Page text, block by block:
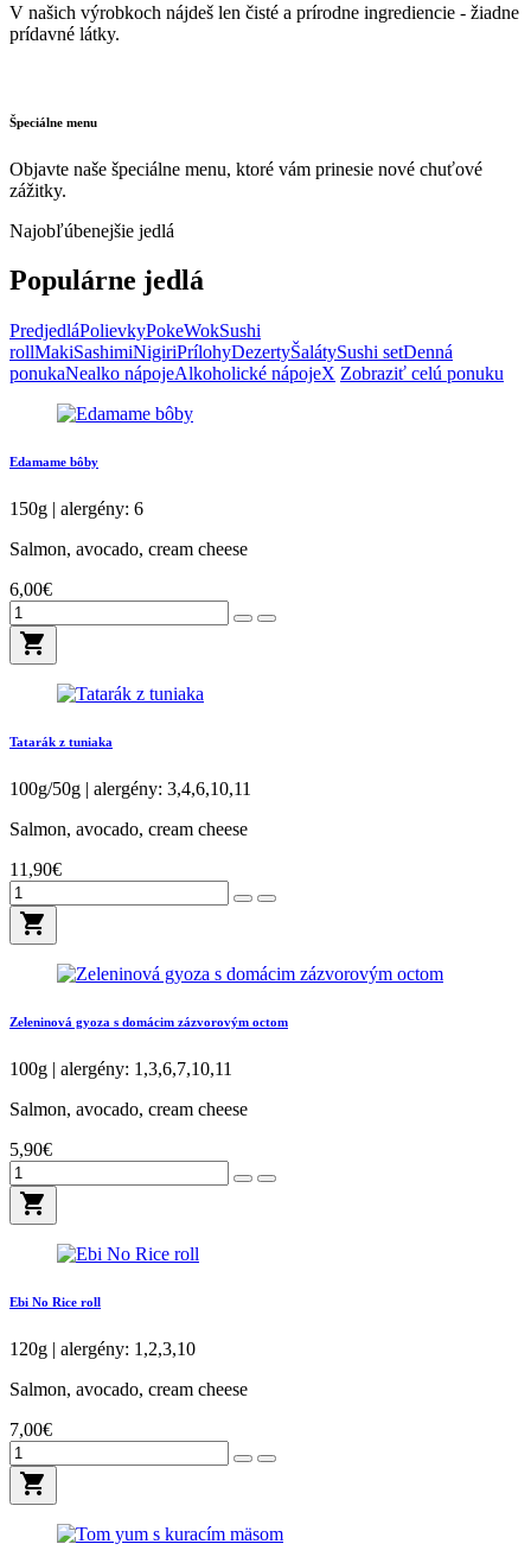
V našich výrobkoch nájdeš len čisté a prírodne ingrediencie - žiadne
prídavné látky.
Špeciálne menu
Objavte naše špeciálne menu, ktoré vám prinesie nové chuťové
zážitky.
Najobľúbenejšie jedlá
Populárne jedlá
PredjedláPolievkyPokeWokSushi
rollMakiSashimiNigiriPrílohyDezertyŠalátySushi setDenná
ponukaNealko nápojeAlkoholické nápojeX Zobraziť celú ponuku
Edamame bôby
150g | alergény: 6
Salmon, avocado, cream cheese
6,00€
shopping_cart
Tatarák z tuniaka
100g/50g | alergény: 3,4,6,10,11
Salmon, avocado, cream cheese
11,90€
shopping_cart
Zeleninová gyoza s domácim zázvorovým octom
100g | alergény: 1,3,6,7,10,11
Salmon, avocado, cream cheese
5,90€
shopping_cart
Ebi No Rice roll
120g | alergény: 1,2,3,10
Salmon, avocado, cream cheese
7,00€
shopping_cart